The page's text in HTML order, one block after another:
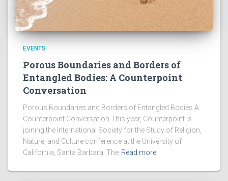
EVENTS
Porous Boundaries and Borders of
Entangled Bodies: A Counterpoint
Conversation
Porous Boundaries and Borders of Entangled Bodies A
Counterpoint Conversation This year, Counterpoint is
joining the International Society for the Study of Religion,
Nature, and Culture conference at the University of
California, Santa Barbara. The Read more